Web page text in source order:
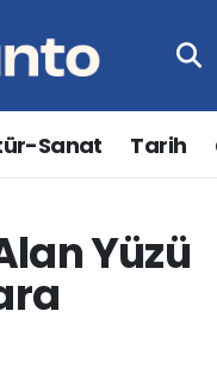
Sanat Tarih
Yüzü